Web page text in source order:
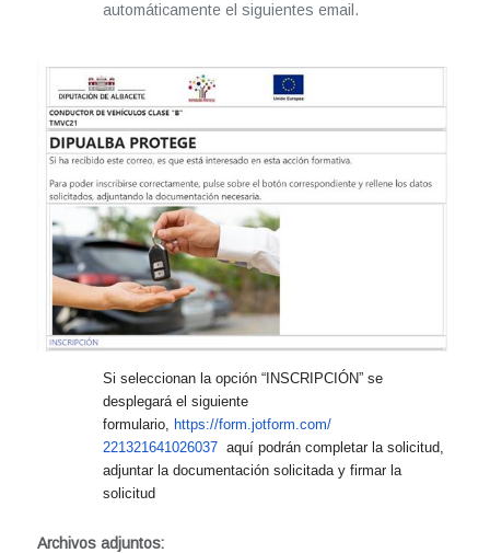
automáticamente el siguientes email.
Si seleccionan la opción “INSCRIPCIÓN” se
desplegará el siguiente
formulario, https://form.jotform.com/
221321641026037 aquí podrán completar la solicitud,
adjuntar la documentación solicitada y firmar la
solicitud
Archivos adjuntos: